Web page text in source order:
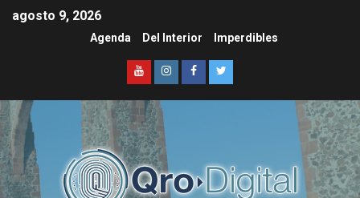
agosto 9, 2026
Agenda Del Interior Imperdibles